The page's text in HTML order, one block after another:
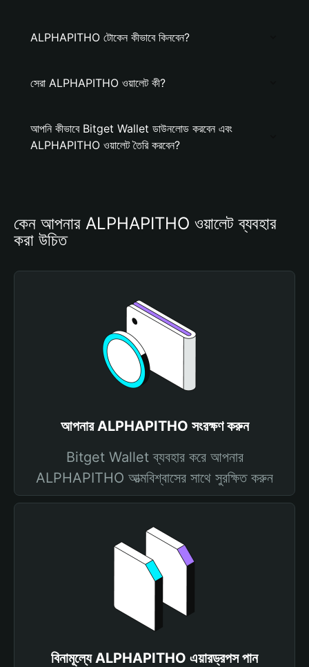
ALPHAPITHO টোকেন কীভাবে কিনবেন?
সেরা ALPHAPITHO ওয়ালেট কী?
আপনি কীভাবে Bitget Wallet ডাউনলোড করবেন এবং
ALPHAPITHO ওয়ালেট তৈরি করবেন?
কেন আপনার ALPHAPITHO ওয়ালেট ব্যবহার
করা উচিত
আপনার ALPHAPITHO সংরক্ষণ করুন
Bitget Wallet ব্যবহার করে আপনার
ALPHAPITHO আত্মবিশ্বাসের সাথে সুরক্ষিত করুন
বিনামূল্যে ALPHAPITHO এয়ারড্রপস পান